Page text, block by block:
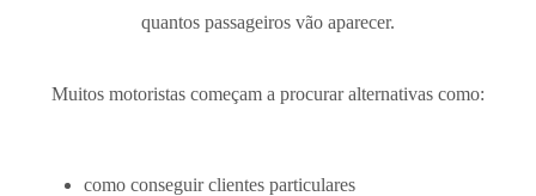
quantos passageiros vão aparecer.
Muitos motoristas começam a procurar alternativas como:
como conseguir clientes particulares